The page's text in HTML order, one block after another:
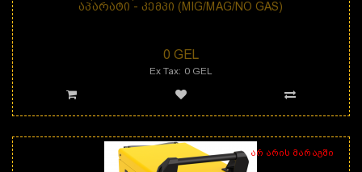
ᲐᲞᲐᲠᲐᲢᲘ - ᲙᲔᲛᲞᲘ (MIG/MAG/NO GAS)
0 GEL
Ex Tax: 0 GEL
არ არის მარაგში